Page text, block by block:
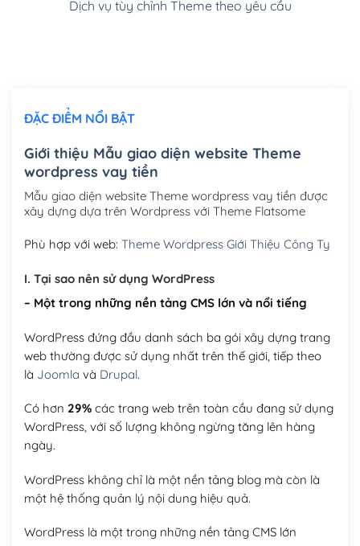
Cài đặt SMTP Mail cho site Wordpress(+100,000₫)
Mua thêm Host + Tên miền
Tên miền quốc tế .com .net .org (1 năm)
Tên miền Việt Nam .vn (1 năm)
Hosting 2GB SSD (1 năm) (+450,000₫)
Hosting 3GB SSD (1 năm)(+550,000₫)
Hosting 5GB SSD (1 năm)
Hosting 8GB SSD (1 năm) (+950,000₫)
Dịch vụ tùy chỉnh Theme theo yêu cầu
ĐẶC ĐIỂM NỔI BẬT
Giới thiệu Mẫu giao diện website Theme
wordpress vay tiền
Mẫu giao diện website Theme wordpress vay tiền được
xây dựng dựa trên Wordpress với Theme Flatsome
Phù hợp với web: Theme Wordpress Giới Thiệu Công Ty
I. Tại sao nên sử dụng WordPress
– Một trong những nền tảng CMS lớn và nổi tiếng
WordPress đứng đầu danh sách ba gói xây dựng trang
web thường được sử dụng nhất trên thế giới, tiếp theo
là Joomla và Drupal.
Có hơn 29%các trang web trên toàn cầu đang sử dụng
WordPress, với số lượng không ngừng tăng lên hàng
ngày.
WordPress không chỉ là một nền tảng blog mà còn là
một hệ thống quản lý nội dung hiệu quả.
WordPress là một trong những nền tảng CMS lớn